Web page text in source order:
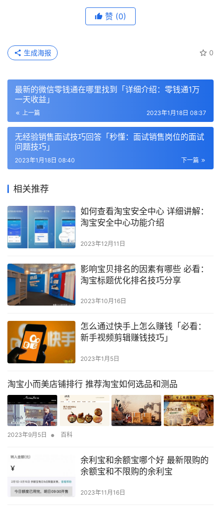
赞 (0)
0
生成海报
最新的微信零钱通在哪里找到「详细介绍：零钱通1万
一天收益」
上一篇 2023年1月18日 08:37
无经验销售面试技巧回答「秒懂：面试销售岗位的面试
问题技巧」
下一篇
2023年1月18日 08:40
相关推荐
如何查看淘宝安全中心 详细讲解：
淘宝安全中心功能介绍
2023年12月11日
影响宝贝排名的因素有哪些 必看：
淘宝标题优化排名技巧分享
2023年10月16日
怎么通过快手上怎么赚钱「必看：
新手视频剪辑赚钱技巧」
2023年1月5日
淘宝小而美店铺排行 推荐淘宝如何选品和测品
2023年9月5日 • 百科
余利宝和余额宝哪个好 最新限购的
余额宝和不限购的余利宝
2023年11月16日